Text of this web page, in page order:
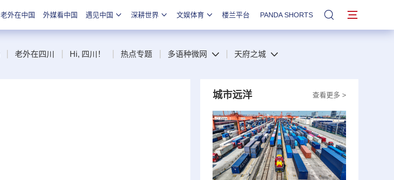
老外在中国 外媒看中国 遇见中国 深耕世界 文娱体育 楼兰平台 PANDA SHORTS 站内搜索
老外在四川 Hi, 四川！ 热点专题 多语种微网 天府之城
查看更多 >
城市远洋